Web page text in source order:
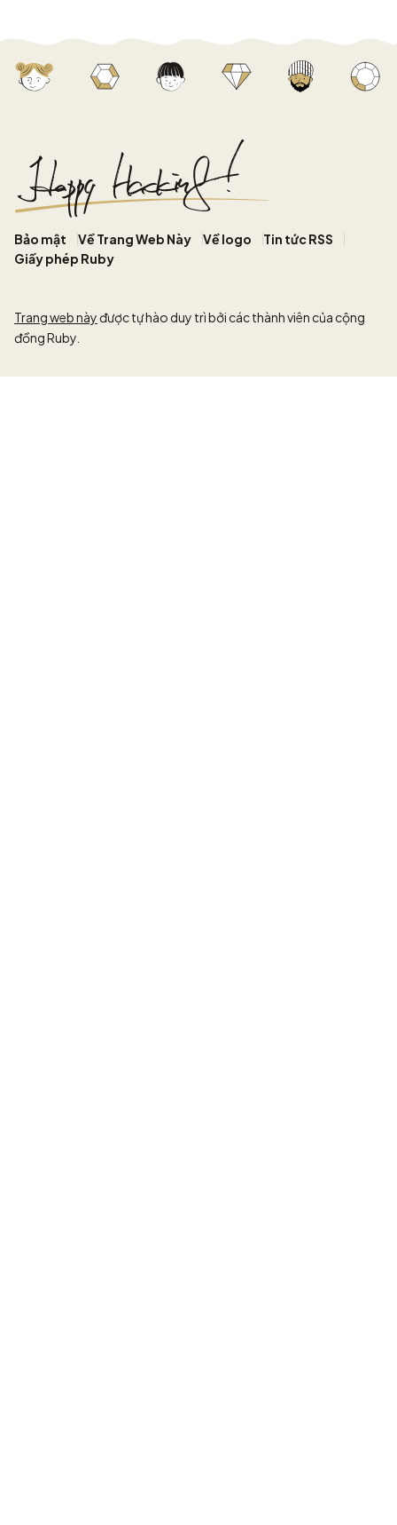
Bảo mật Về Trang Web Này Về logo
Tin tức RSS
Giấy phép Ruby
Trang web nàyđược tự hào duy trì bởi các thành viên của cộng
đồng Ruby.